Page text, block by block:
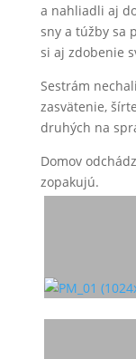
a nahliadli aj
sny a túžby sa
si aj zdobenie
Sestrám
zasvätenie,
druhých na
Domov
zopakujú.